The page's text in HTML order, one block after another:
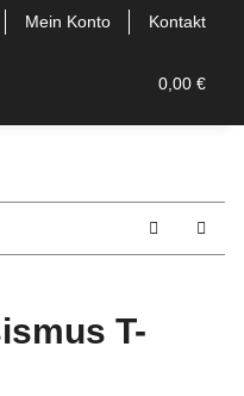
Mein Konto Kontakt
0,00 €
T-